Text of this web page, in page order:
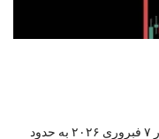
قیمت بیت‌کوین، مشهورترین رمزارز جهان، در ۷ فبروری ۲۰۲۶ به حدود